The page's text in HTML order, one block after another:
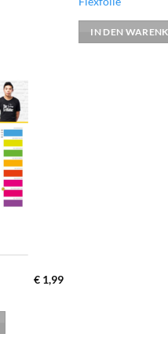
IN DEN
zur
Wunschliste
hinzufügen
€1,99